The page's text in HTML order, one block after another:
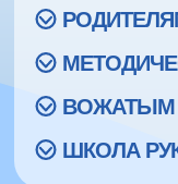
ВОЖАТЫМ
ШКОЛА